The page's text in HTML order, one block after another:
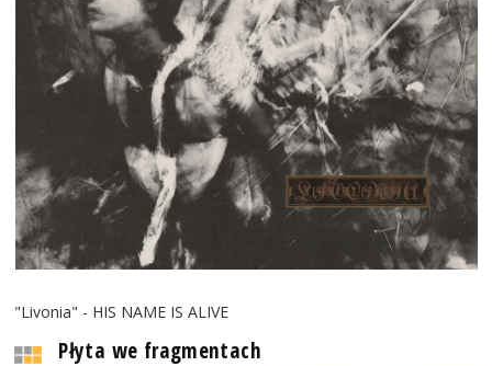
"Livonia" - HIS NAME IS ALIVE
Płyta we fragmentach